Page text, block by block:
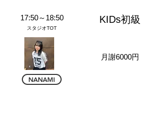
17:50～18:50
スタジオTOT
KIDs初級
月謝6000円
NANAMI